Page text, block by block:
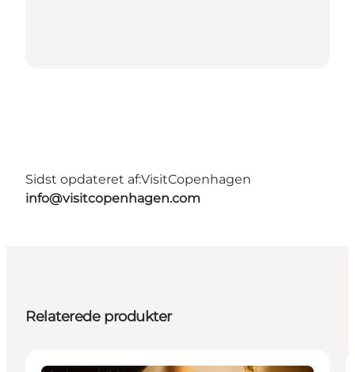
Sidst opdateret af:VisitCopenhagen
info@visitcopenhagen.com
Relaterede produkter